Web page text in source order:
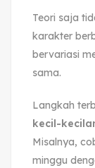
Teori saja
karakter
bervariasi
sama.
Langkah
kecil-
Misalnya,
minggu